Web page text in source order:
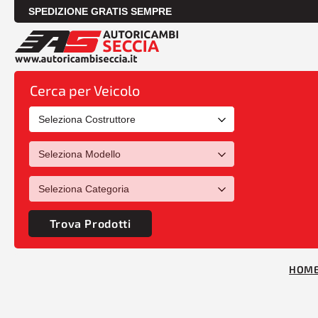
SPEDIZIONE GRATIS SEMPRE
Cerca per Veicolo
Trova Prodotti